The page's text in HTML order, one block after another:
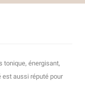
tonique, énergisant,
est aussi réputé pour